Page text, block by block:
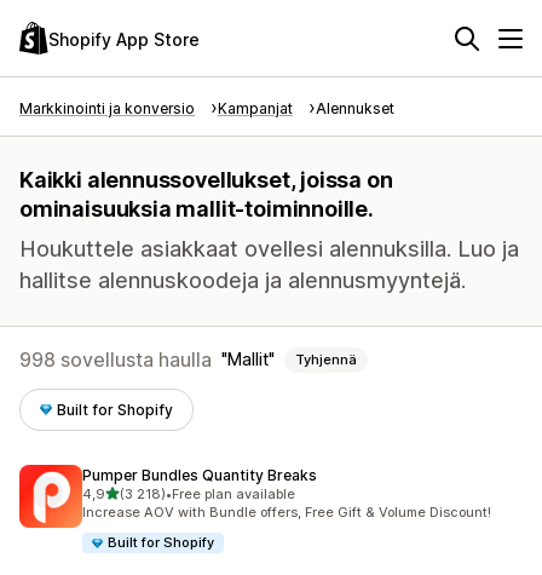
Shopify App Store
Markkinointi ja konversio Kampanjat Alennukset
Kaikki alennussovellukset, joissa on
ominaisuuksia mallit-toiminnoille.
Houkuttele asiakkaat ovellesi alennuksilla. Luo ja
hallitse alennuskoodeja ja alennusmyyntejä.
998 sovellusta haulla Mallit Tyhjennä
Built for Shopify
Pumper Bundles Quantity Breaks
4,9/ 5 tähteä
(3 218)
3218 arvostelua yhteensä
•Free plan available
Increase AOV with Bundle offers, Free Gift & Volume Discount!
Built for Shopify